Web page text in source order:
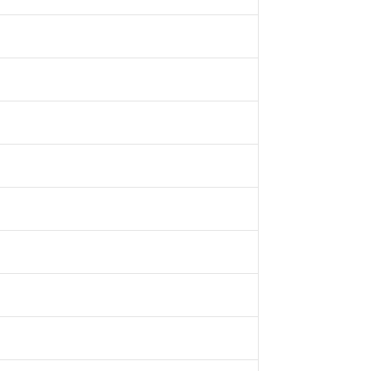
の非含有に対応した製品が提供可能な商品です。
非含有に対応した製品に切り替える予定のある商品です。